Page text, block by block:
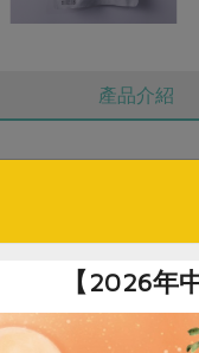
產品介紹
社指定原料
10入/60g
限公司
【2026年